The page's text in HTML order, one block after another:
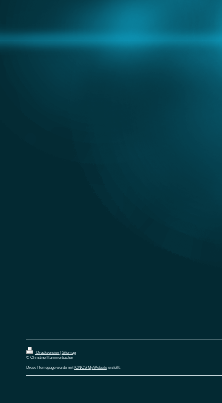
Druckversion
Sitemap
© Christine Hammerbacher
Diese Homepage wurde mit IONOS MyWebsiteerstellt.